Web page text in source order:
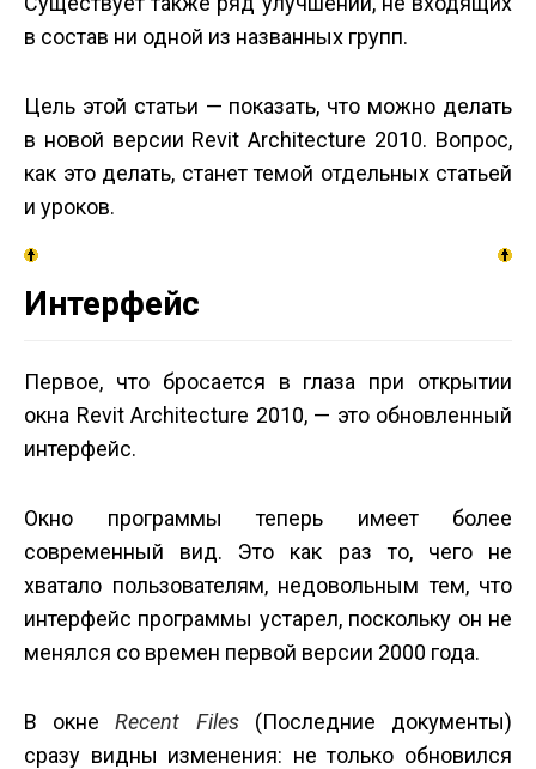
в состав ни одной из названных групп.
Цель этой статьи — показать, что можно делать
в новой версии Revit Architecture 2010. Вопрос,
как это делать, станет темой отдельных статьей
и уроков.
Интерфейс
Первое, что бросается в глаза при открытии
окна Revit Architecture 2010, — это обновленный
интерфейс.
Окно программы теперь имеет более
современный вид. Это как раз то, чего не
хватало пользователям, недовольным тем, что
интерфейс программы устарел, поскольку он не
менялся со времен первой версии 2000 года.
В окнеRecent Files(Последние документы)
сразу видны изменения: не только обновился